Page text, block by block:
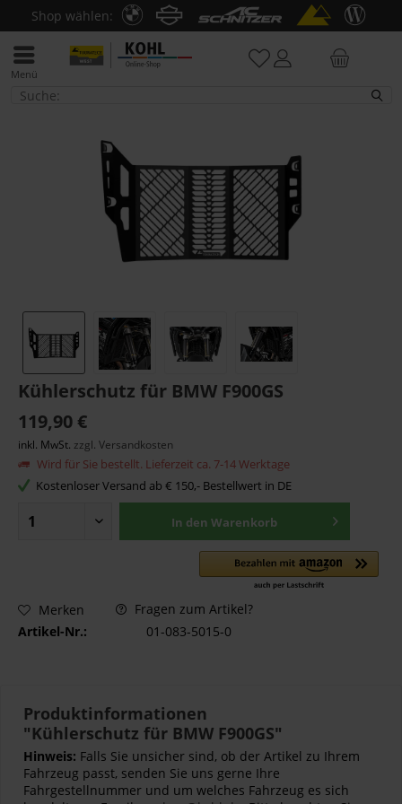
Shop wählen:
Menü
BMW F 900 GS
Kühlerschutz für BMW F900GS
119,90 €
inkl. MwSt. zzgl. Versandkosten
Wird für Sie bestellt. Lieferzeit ca. 7-14 Werktage
Kostenloser Versand ab € 150,- Bestellwert in DE
In den Warenkorb
Merken
Fragen zum Artikel?
Artikel-Nr.:
01-083-5015-0
Produktinformationen
"Kühlerschutz für BMW F900GS"
Hinweis: Falls Sie unsicher sind, ob der Artikel zu Ihrem
Fahrzeug passt, senden Sie uns gerne Ihre
Fahrgestellnummer und um welches Fahrzeug es sich